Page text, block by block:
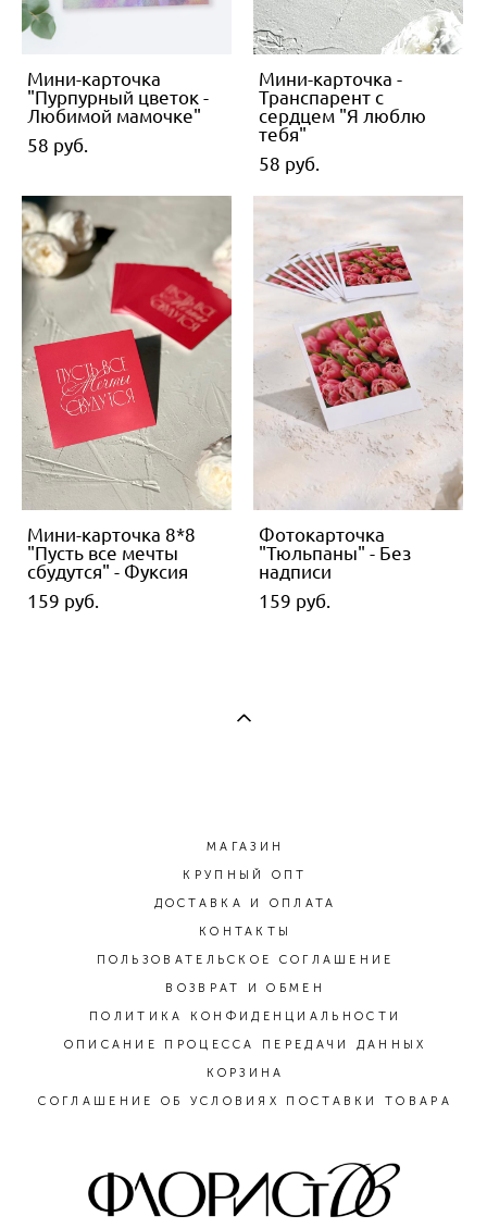
Мини-карточка
"Пурпурный цветок -
Любимой мамочке"
58 pуб.
Мини-карточка -
Транспарент с
сердцем "Я люблю
тебя"
58 pуб.
Мини-карточка 8*8
"Пусть все мечты
сбудутся" - Фуксия
159 pуб.
Фотокарточка
"Тюльпаны" - Без
надписи
159 pуб.
МАГАЗИН
КРУПНЫЙ ОПТ
ДОСТАВКА И ОПЛАТА
КОНТАКТЫ
ПОЛЬЗОВАТЕЛЬСКОЕ СОГЛАШЕНИЕ
ВОЗВРАТ И ОБМЕН
ПОЛИТИКА КОНФИДЕНЦИАЛЬНОСТИ
ОПИСАНИЕ ПРОЦЕССА ПЕРЕДАЧИ ДАННЫХ
КОРЗИНА
СОГЛАШЕНИЕ ОБ УСЛОВИЯХ ПОСТАВКИ ТОВАРА